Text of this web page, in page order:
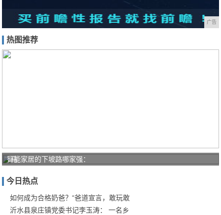
广告
热图推荐
马
三个
人干
五个
智能家居的下坡路哪家强：
今日热点
如何成为合格奶爸？“爸道宣言，敢玩敢
沂水县泉庄镇党委书记李玉涛： 一名乡